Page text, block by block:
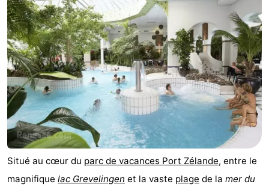
-
Buitenheem
-
De
Oase
-
Duinoord
-
Ginsterveld
-
Julianahoeve
-
Livingstone
-
Situé au cœur du parc de vacances Port Zélande, entre le
magnifique lac Grevelingen et la vaste plage de la mer du